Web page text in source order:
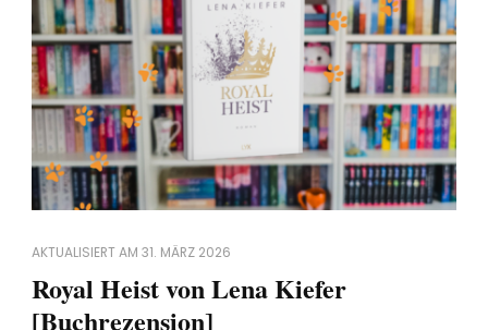
AKTUALISIERT AM 31. MÄRZ 2026
Royal Heist von Lena Kiefer
[Buchrezension]